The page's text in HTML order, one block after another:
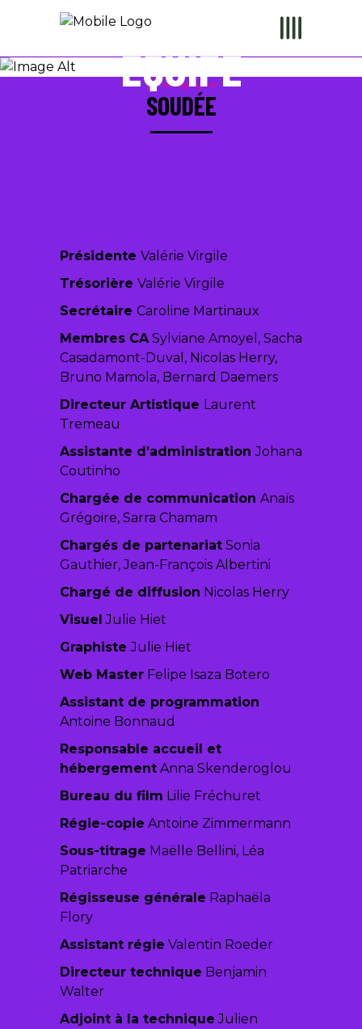
ÉQUIPE
Une équipe
SOUDÉE
Présidente Valérie Virgile
Trésorière Valérie Virgile
Secrétaire Caroline Martinaux
Membres CA Sylviane Amoyel, Sacha
Casadamont-Duval, Nicolas Herry,
Bruno Mamola, Bernard Daemers
Directeur Artistique Laurent
Tremeau
Assistante d’administrationJohana
Coutinho
Chargée de communication Anaïs
Grégoire, Sarra Chamam
Chargés de partenariat Sonia
Gauthier, Jean-François Albertini
Chargé de diffusion Nicolas Herry
Visuel Julie Hiet
GraphisteJulie Hiet
Web Master Felipe Isaza Botero
Assistant de programmation
Antoine Bonnaud
Responsable accueil et
hébergement Anna Skenderoglou
Bureau du film Lilie Fréchuret
Régie-copie Antoine Zimmermann
Sous-titrage Maëlle Bellini, Léa
Patriarche
Régisseuse générale Raphaëla
Flory
Assistant régie Valentin Roeder
Directeur technique Benjamin
Walter
Adjoint à la technique Julien